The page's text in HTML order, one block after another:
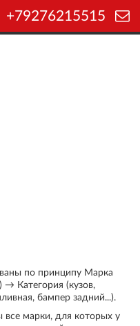
+79276215515
по принципу Марка
Категория (кузов,
бампер задний...).
все марки, для которых у